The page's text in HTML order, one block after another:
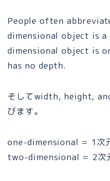
People often
dimensional object is
dimensional object is
has no depth.
そしてwidth, height,
びます。
one-dimensional = 1次
two-dimensional = 2次